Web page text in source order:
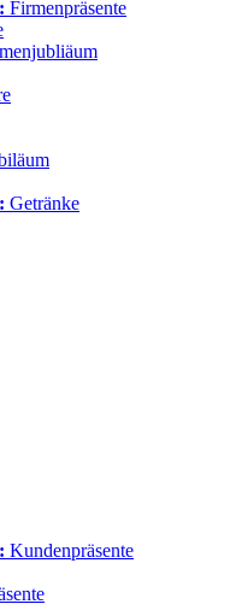
Firmenpräsente
Getränke
Kundenpräsente